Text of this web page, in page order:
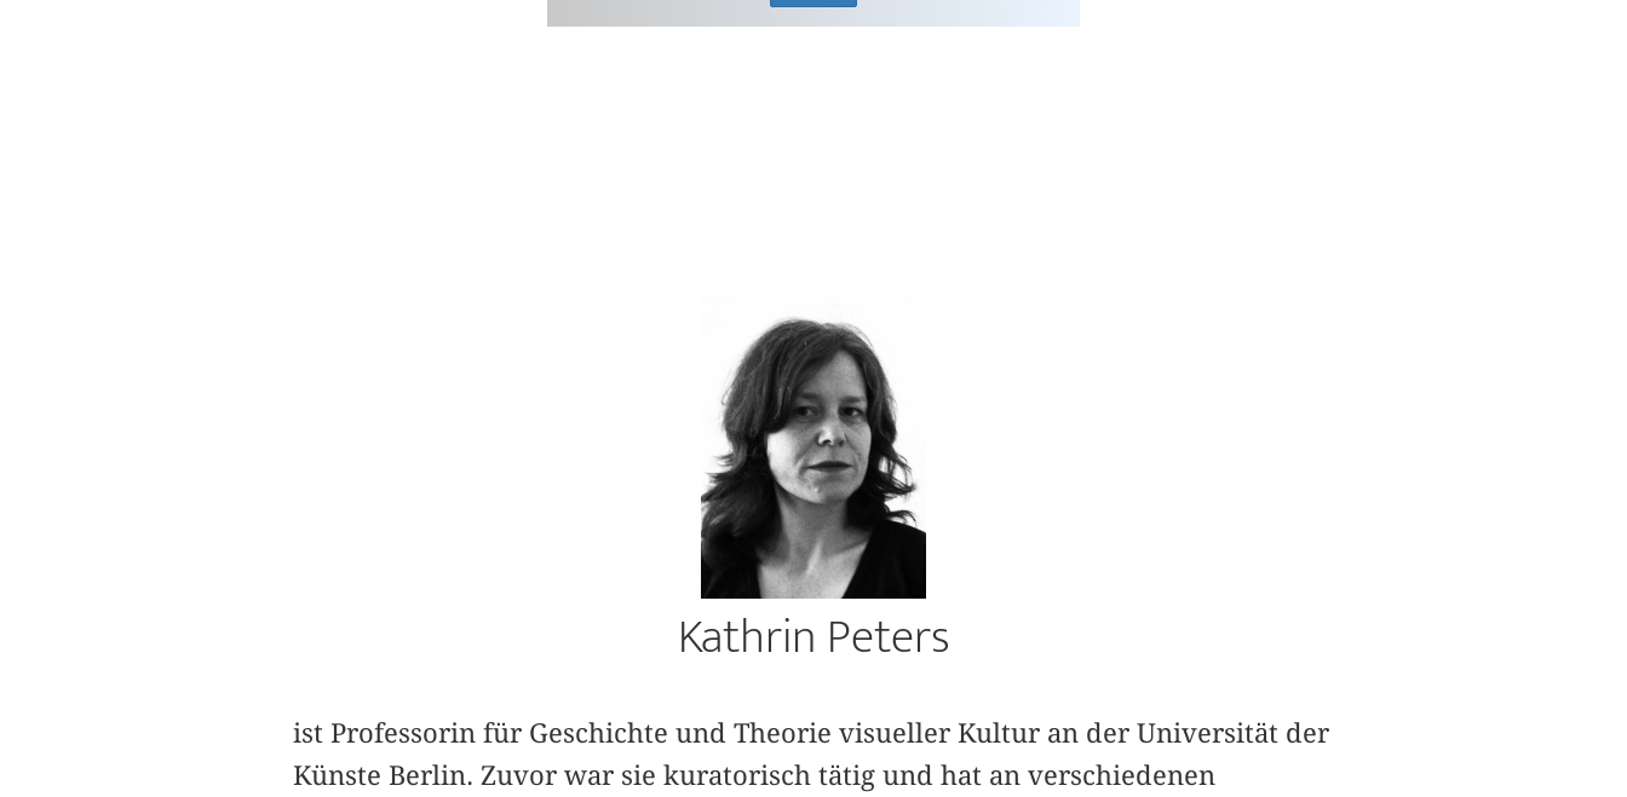
Kathrin Peters
ist Professorin für Geschichte und Theorie visueller Kultur an der Universität der
Künste Berlin. Zuvor war sie kuratorisch tätig und hat an verschiedenen